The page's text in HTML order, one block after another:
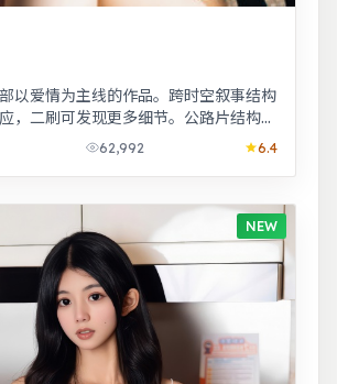
以爱情为主线的作品。跨时空叙事结构
，二刷可发现更多细节。公路片结构串
乐与风景共同构成情绪主线。
62,992 6.4
NEW